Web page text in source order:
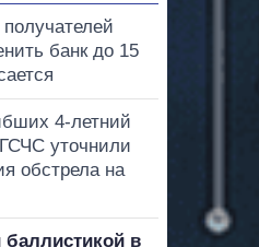
банк до 15
4-летний
уточнили
обстрела на
баллистикой в